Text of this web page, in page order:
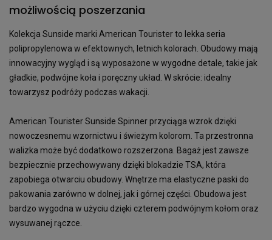
możliwością poszerzania
Kolekcja Sunside marki American Tourister to lekka seria
polipropylenowa w efektownych, letnich kolorach. Obudowy mają
innowacyjny wygląd i są wyposażone w wygodne detale, takie jak
gładkie, podwójne koła i poręczny układ. W skrócie: idealny
towarzysz podróży podczas wakacji.
American Tourister Sunside Spinner przyciąga wzrok dzięki
nowoczesnemu wzornictwu i świeżym kolorom. Ta przestronna
walizka może być dodatkowo rozszerzona. Bagaż jest zawsze
bezpiecznie przechowywany dzięki blokadzie TSA, która
zapobiega otwarciu obudowy. Wnętrze ma elastyczne paski do
pakowania zarówno w dolnej, jak i górnej części. Obudowa jest
bardzo wygodna w użyciu dzięki czterem podwójnym kołom oraz
wysuwanej rączce.